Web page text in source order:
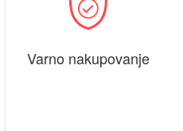
Varno nakupovanje